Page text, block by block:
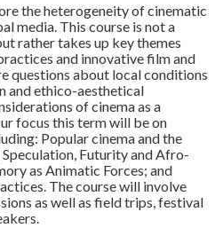
the heterogeneity of cinematic
media. This course is not a
rather takes up key themes
and innovative film and
questions about local conditions
and ethico-aesthetical
of cinema as a
focus this term will be on
Popular cinema and the
Futurity and Afro-
as Animatic Forces; and
The course will involve
as well as field trips, festival